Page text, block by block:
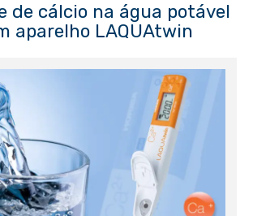
de cálcio na água potável
aparelho LAQUAtwin